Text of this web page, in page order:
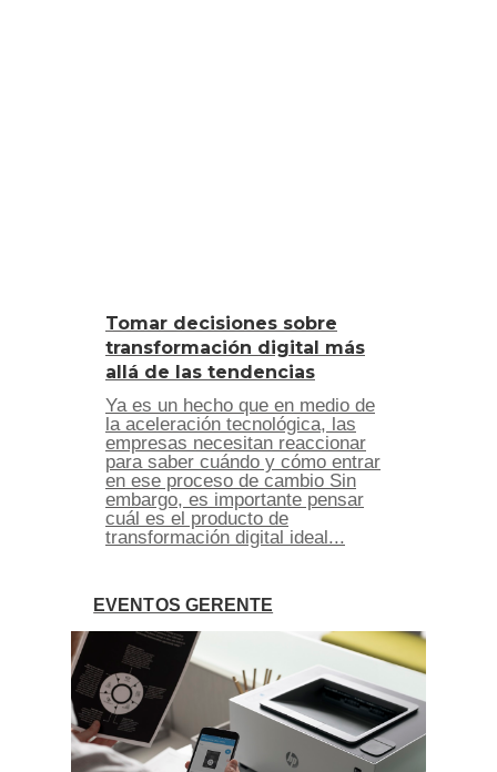
Tomar decisiones sobre
transformación digital más
allá de las tendencias
Ya es un hecho que en medio de
la aceleración tecnológica, las
empresas necesitan reaccionar
para saber cuándo y cómo entrar
en ese proceso de cambio Sin
embargo, es importante pensar
cuál es el producto de
transformación digital ideal...
EVENTOS GERENTE